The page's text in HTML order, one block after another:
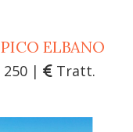
ELBANO
250 | Tratt.